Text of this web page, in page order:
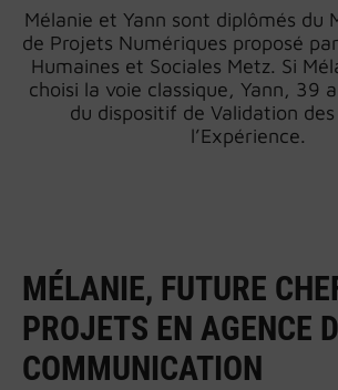
Mélanie et Yann sont diplômés du
de Projets Numériques proposé par
Humaines et Sociales Metz. Si
choisi la voie classique, Yann, 39
du dispositif de Validation
l’Expérience.
MÉLANIE, FUTURE
PROJETS EN AGENCE
COMMUNICATION